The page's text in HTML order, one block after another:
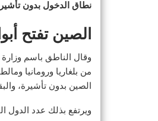
نطاق الدخول بدون
الصين تفتح
وقال الناطق باسم وزارة
من بلغاريا ورومانيا
الصين بدون تأشيرة، والبقاء
ويرتفع بذلك عدد